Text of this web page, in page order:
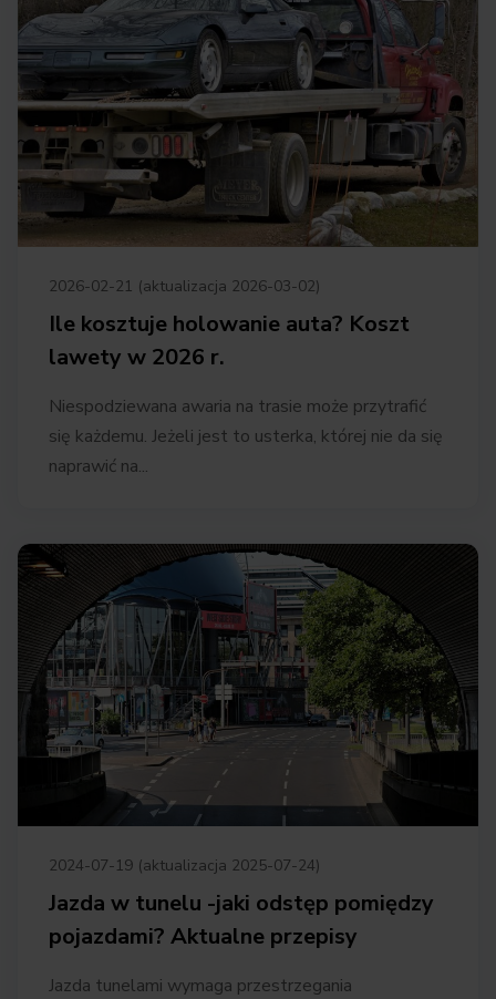
2026-02-21 (aktualizacja 2026-03-02)
Ile kosztuje holowanie auta? Koszt
lawety w 2026 r.
Niespodziewana awaria na trasie może przytrafić
się każdemu. Jeżeli jest to usterka, której nie da się
naprawić na...
2024-07-19 (aktualizacja 2025-07-24)
Jazda w tunelu -jaki odstęp pomiędzy
pojazdami? Aktualne przepisy
Jazda tunelami wymaga przestrzegania